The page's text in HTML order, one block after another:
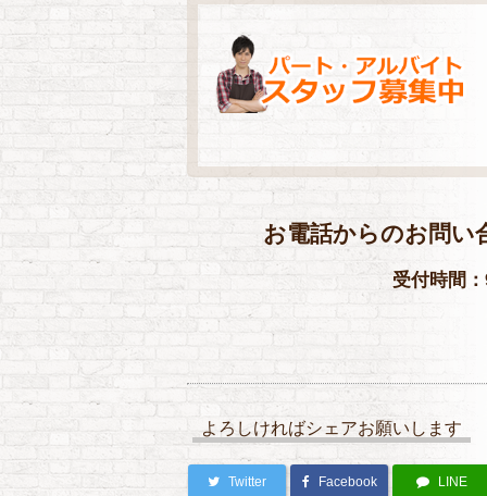
お電話からのお問い
受付時間
よろしければシェアお願いします
Twitter Facebook LINE